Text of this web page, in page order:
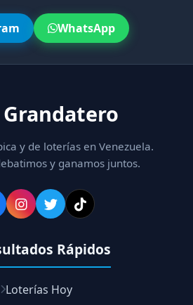
WhatsApp
y de loterías en Venezuela.
y ganamos juntos.
Rápidos
Loterías Hoy